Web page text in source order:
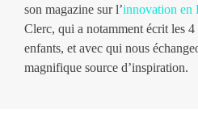
son magazine sur l’innovation en
Clerc, qui a notamment écrit les
enfants, et avec qui nous
magnifique source d’inspiration.